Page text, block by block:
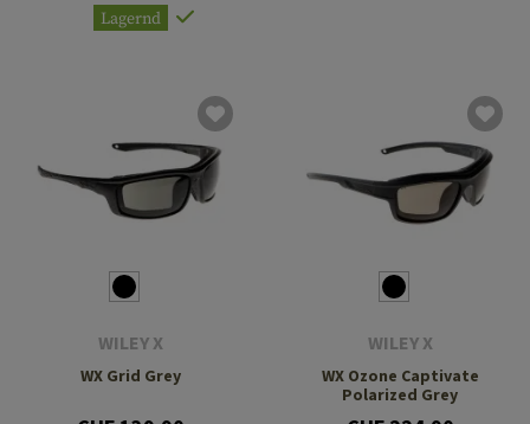
Lagernd
WILEY X
WX Grid Grey
WILEY X
WX Ozone Captivate
Polarized Grey